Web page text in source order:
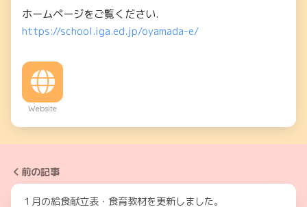
ホームページをご覧ください.
https://school.iga.ed.jp/oyamada-e/
Website
前の記事
１月の給食献立表・食育教材を更新しました。